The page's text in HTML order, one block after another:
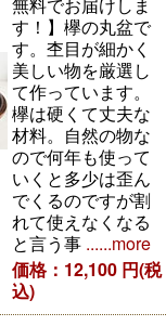
す！】欅の丸盆で
す。杢目が細かく
美しい物を厳選し
て作っています。
欅は硬くて丈夫な
材料。自然の物な
ので何年も使って
いくと多少は歪ん
でくるのですが割
れて使えなくなる
と言う事 ......more
価格：12,100 円(税
込)